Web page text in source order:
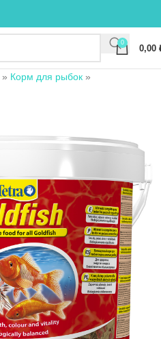
0
0,00
» Корм для рыбок »